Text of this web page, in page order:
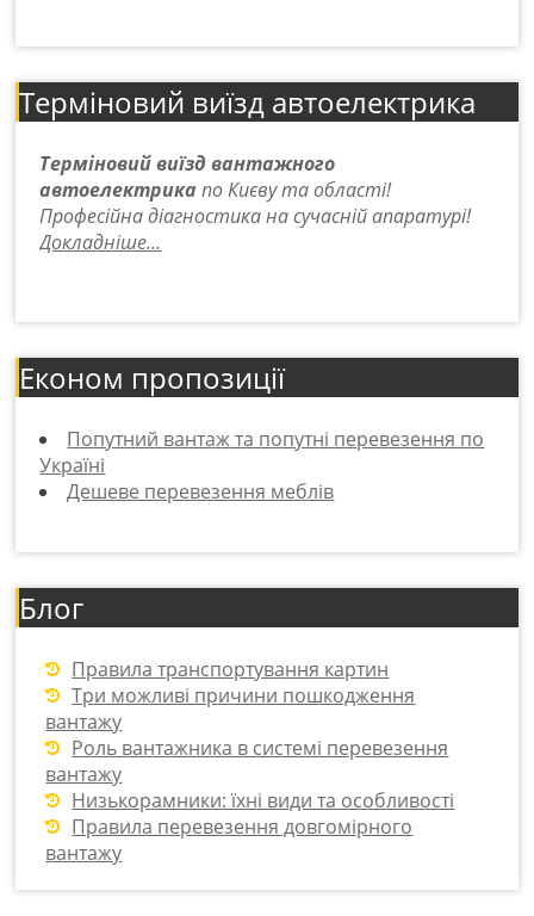
Терміновий виїзд автоелектрика
Терміновий виїзд вантажного
автоелектрика по Києву та області!
Професійна діагностика на сучасній апаратурі!
Докладніше…
Економ пропозиції
Попутний вантаж та попутні перевезення по
Україні
Дешеве перевезення меблів
Блог
Правила транспортування картин
Три можливі причини пошкодження
вантажу
Роль вантажника в системі перевезення
вантажу
Низькорамники: їхні види та особливості
Правила перевезення довгомірного
вантажу